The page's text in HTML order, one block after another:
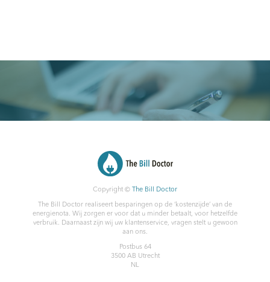
Copyright © The Bill Doctor
The Bill Doctor realiseert besparingen op de ‘kostenzijde’ van de
energienota. Wij zorgen er voor dat u minder betaalt, voor hetzelfde
verbruik. Daarnaast zijn wij uw klantenservice, vragen stelt u gewoon
aan ons.
Postbus 64
3500 AB Utrecht
NL